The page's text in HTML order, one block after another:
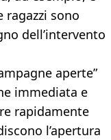
ragazzi sono
dell’intervento
aperte”
immediata e
rapidamente
l’apertura